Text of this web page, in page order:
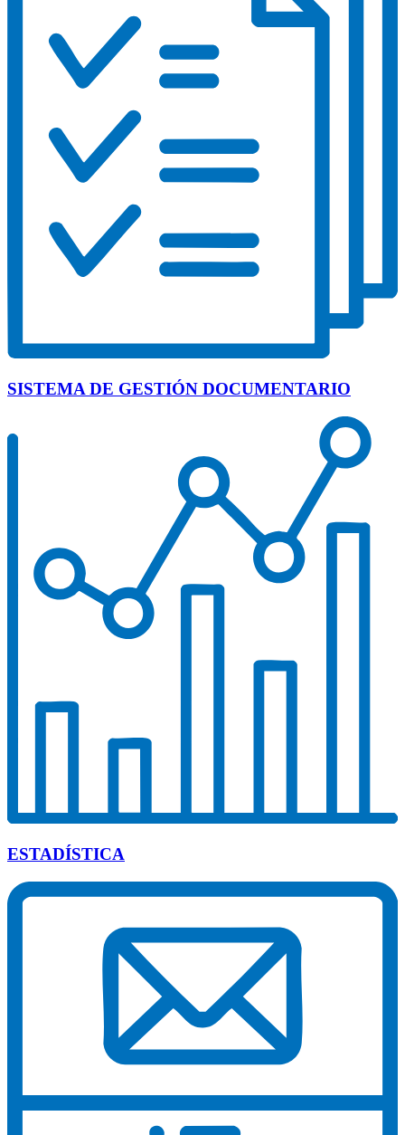
SISTEMA DE GESTIÓN DOCUMENTARIO
ESTADÍSTICA